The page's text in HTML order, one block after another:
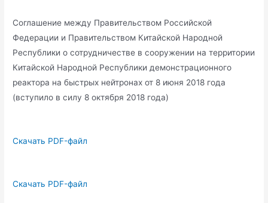
Соглашение между Правительством Российской
Федерации и Правительством Китайской Народной
Республики о сотрудничестве в сооружении на территории
Китайской Народной Республики демонстрационного
реактора на быстрых нейтронах от 8 июня 2018 года
(вступило в силу 8 октября 2018 года)
Скачать PDF-файл
Скачать PDF-файл